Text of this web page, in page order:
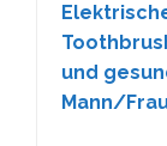
und
Mann/